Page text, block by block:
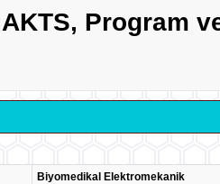
Program
Biyomedikal Elektromekanik